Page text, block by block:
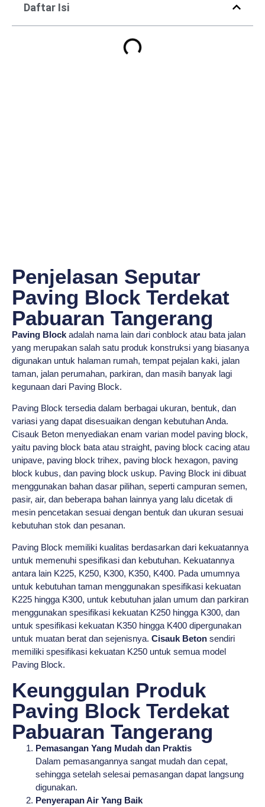
Daftar Isi
Penjelasan Seputar
Paving Block Terdekat
Pabuaran Tangerang
Paving Block adalah nama lain dari conblock atau bata jalan
yang merupakan salah satu produk konstruksi yang biasanya
digunakan untuk halaman rumah, tempat pejalan kaki, jalan
taman, jalan perumahan, parkiran, dan masih banyak lagi
kegunaan dari Paving Block.
Paving Block tersedia dalam berbagai ukuran, bentuk, dan
variasi yang dapat disesuaikan dengan kebutuhan Anda.
Cisauk Beton menyediakan enam varian model paving block,
yaitu paving block bata atau straight, paving block cacing atau
unipave, paving block trihex, paving block hexagon, paving
block kubus, dan paving block uskup. Paving Block ini dibuat
menggunakan bahan dasar pilihan, seperti campuran semen,
pasir, air, dan beberapa bahan lainnya yang lalu dicetak di
mesin pencetakan sesuai dengan bentuk dan ukuran sesuai
kebutuhan stok dan pesanan.
Paving Block memiliki kualitas berdasarkan dari kekuatannya
untuk memenuhi spesifikasi dan kebutuhan. Kekuatannya
antara lain K225, K250, K300, K350, K400. Pada umumnya
untuk kebutuhan taman menggunakan spesifikasi kekuatan
K225 hingga K300, untuk kebutuhan jalan umum dan parkiran
menggunakan spesifikasi kekuatan K250 hingga K300, dan
untuk spesifikasi kekuatan K350 hingga K400 dipergunakan
untuk muatan berat dan sejenisnya. Cisauk Beton sendiri
memiliki spesifikasi kekuatan K250 untuk semua model
Paving Block.
Keunggulan Produk
Paving Block Terdekat
Pabuaran Tangerang
Pemasangan Yang Mudah dan Praktis
Dalam pemasangannya sangat mudah dan cepat,
sehingga setelah selesai pemasangan dapat langsung
digunakan.
Penyerapan Air Yang Baik